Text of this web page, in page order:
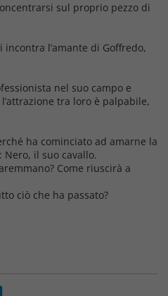
sul proprio pezzo di
l’amante di Goffredo,
nel suo campo e
tra loro è palpabile,
ha cominciato ad amarne la
il suo cavallo.
Come riuscirà a
ciò che ha passato?